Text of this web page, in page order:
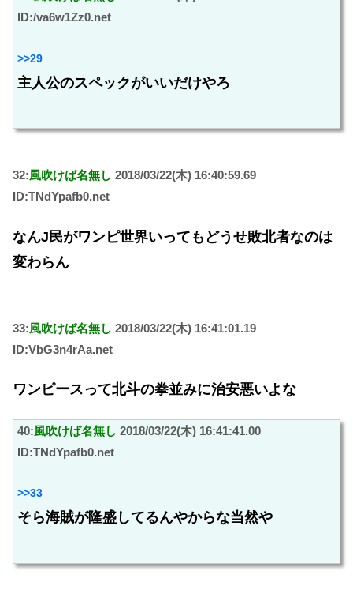
ID:/va6w1Zz0.net
>>29
主人公のスペックがいいだけやろ
32:風吹けば名無し 2018/03/22(木) 16:40:59.69
ID:TNdYpafb0.net
なんJ民がワンピ世界いってもどうせ敗北者なのは
変わらん
33:風吹けば名無し 2018/03/22(木) 16:41:01.19
ID:VbG3n4rAa.net
ワンピースって北斗の拳並みに治安悪いよな
40:風吹けば名無し 2018/03/22(木) 16:41:41.00
ID:TNdYpafb0.net
>>33
そら海賊が隆盛してるんやからな当然や